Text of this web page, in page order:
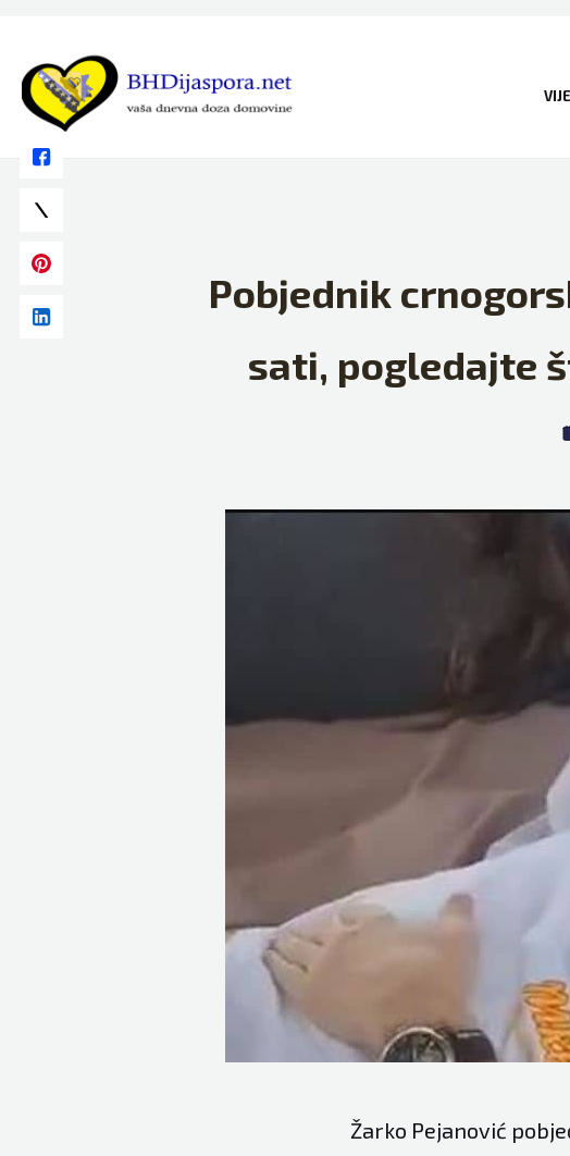
content
Pobjednik
sati, pogledajte
Žarko Pejanović